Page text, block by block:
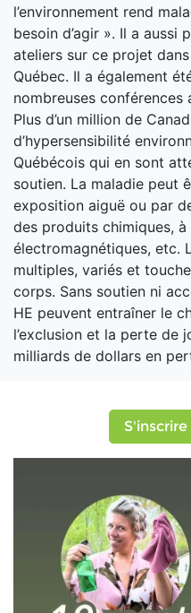
l’environnement rend
besoin d’agir ». Il a aussi
ateliers sur ce projet
Québec. Il a également
nombreuses conférences
Plus d’un million de
d’hypersensibilité
Québécois qui en sont
soutien. La maladie peut
exposition aiguë ou par
des produits chimiques,
électromagnétiques, etc.
multiples, variés et
corps. Sans soutien ni
HE peuvent entraîner le
l’exclusion et la perte de
milliards de dollars en